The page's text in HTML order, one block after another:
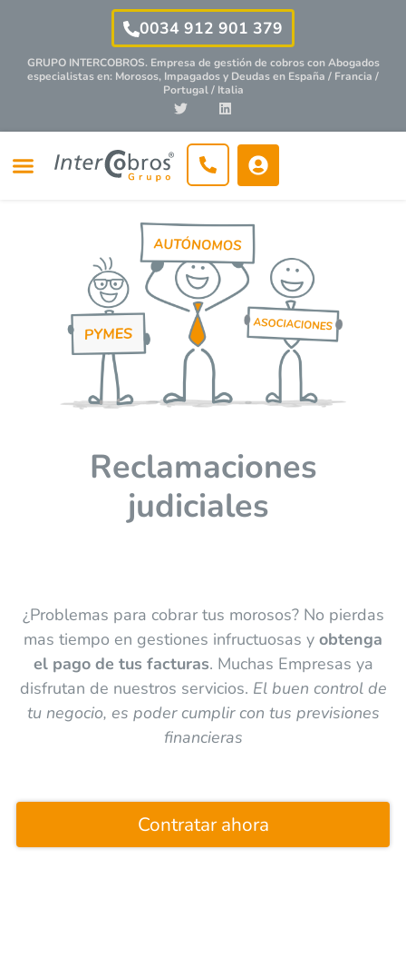
0034 912 901 379
GRUPO INTERCOBROS. Empresa de gestión de cobros conAbogados
especialistasen: Morosos, Impagados y Deudas en España / Francia /
Portugal / Italia
Reclamaciones
judiciales
¿Problemas para cobrar tus morosos? No pierdas
mas tiempo en gestiones infructuosas y obtenga
el pago de tus facturas. Muchas Empresas ya
disfrutan de nuestros servicios. El buen control de
tu negocio, es poder cumplir con tus previsiones
financieras
Contratar ahora